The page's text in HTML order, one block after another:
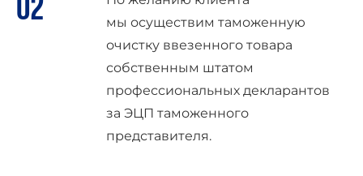
мы осуществим таможенную
очистку ввезенного товара
собственным штатом
профессиональных декларантов
за ЭЦП таможенного
представителя.